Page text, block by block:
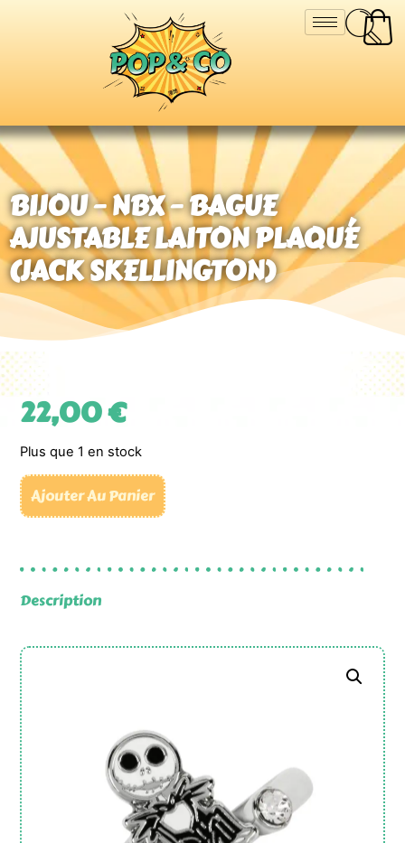
BIJOU – NBX – BAGUE
AJUSTABLE LAITON PLAQUÉ
(JACK SKELLINGTON)
22,00€
Plus que 1 en stock
Ajouter Au Panier
Description